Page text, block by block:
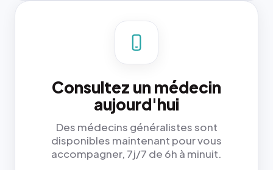
Consultez un médecin
aujourd'hui
Des médecins généralistes sont
disponibles maintenant pour vous
accompagner, 7j/7 de 6h à minuit.